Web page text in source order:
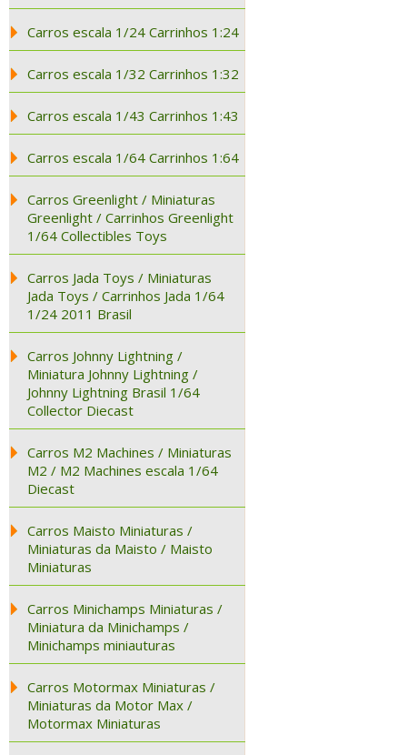
Carros escala 1/24 Carrinhos 1:24
Carros escala 1/32 Carrinhos 1:32
Carros escala 1/43 Carrinhos 1:43
Carros escala 1/64 Carrinhos 1:64
Carros Greenlight / Miniaturas
Greenlight / Carrinhos Greenlight
1/64 Collectibles Toys
Carros Jada Toys / Miniaturas
Jada Toys / Carrinhos Jada 1/64
1/24 2011 Brasil
Carros Johnny Lightning /
Miniatura Johnny Lightning /
Johnny Lightning Brasil 1/64
Collector Diecast
Carros M2 Machines / Miniaturas
M2 / M2 Machines escala 1/64
Diecast
Carros Maisto Miniaturas /
Miniaturas da Maisto / Maisto
Miniaturas
Carros Minichamps Miniaturas /
Miniatura da Minichamps /
Minichamps miniauturas
Carros Motormax Miniaturas /
Miniaturas da Motor Max /
Motormax Miniaturas